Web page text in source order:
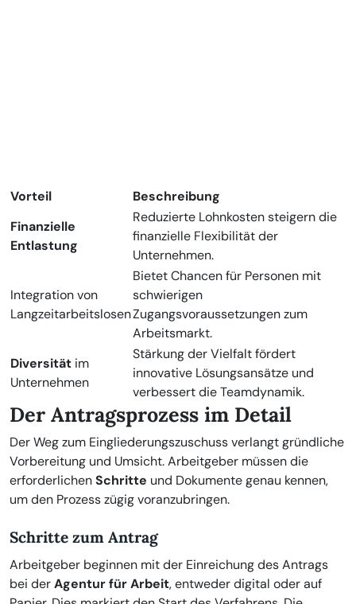
Vorteil
Beschreibung
Finanzielle
Entlastung
Reduzierte Lohnkosten steigern die
finanzielle Flexibilität der
Unternehmen.
Integration von
Langzeitarbeitslosen
Bietet Chancen für Personen mit
schwierigen
Zugangsvoraussetzungen zum
Arbeitsmarkt.
Diversität im
Unternehmen
Stärkung der Vielfalt fördert
innovative Lösungsansätze und
verbessert die Teamdynamik.
Der Antragsprozess im Detail
Der Weg zum Eingliederungszuschuss verlangt gründliche
Vorbereitung und Umsicht. Arbeitgeber müssen die
erforderlichenSchritte und Dokumente genau kennen,
um den Prozess zügig voranzubringen.
Schritte zum Antrag
Arbeitgeber beginnen mit der Einreichung des Antrags
bei derAgentur für Arbeit, entweder digital oder auf